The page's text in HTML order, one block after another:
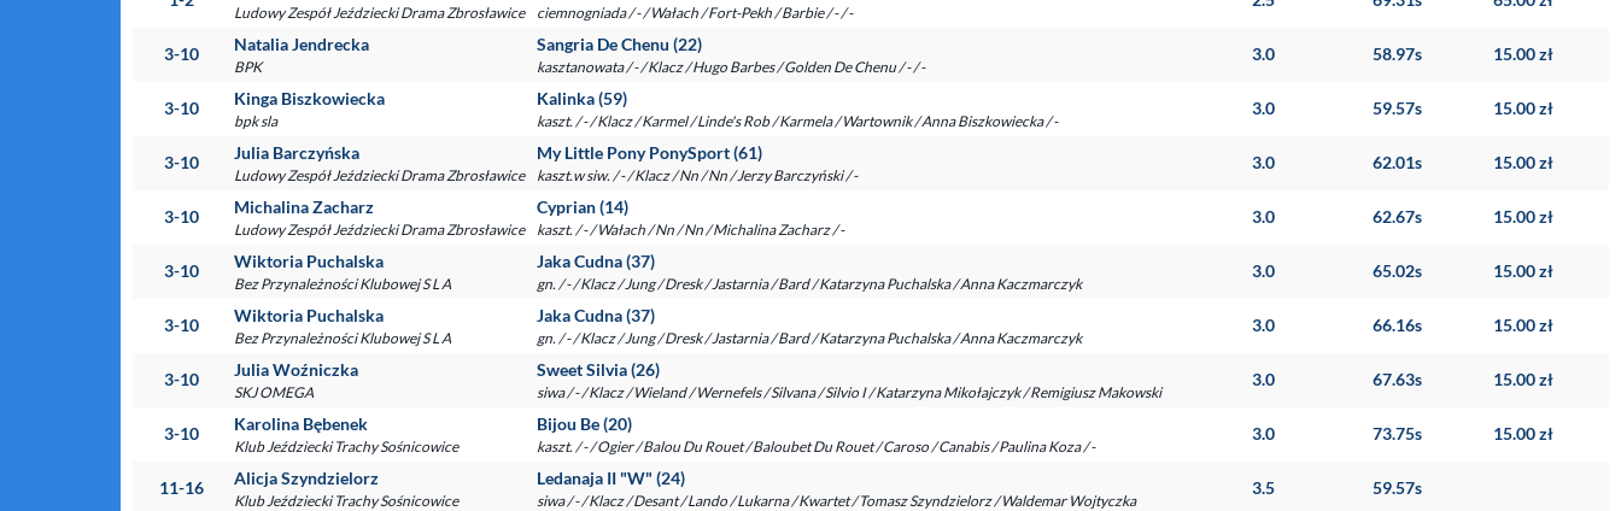
Ludowy Zespół Jeździecki Drama Zbrosławice ciemnogniada / - / Wałach / Fort-Pekh / Barbie / - / -
3-10 Natalia Jendrecka
BPK
Sangria De Chenu (22)
kasztanowata / - / Klacz / Hugo Barbes / Golden De Chenu / - / -
3.0 58.97s 15.00 zł
3-10 Kinga Biszkowiecka
bpk sla
Kalinka (59)
kaszt. / - / Klacz / Karmel / Linde's Rob / Karmela / Wartownik / Anna Biszkowiecka / -
3.0 59.57s 15.00 zł
3-10 Julia Barczyńska
Ludowy Zespół Jeździecki Drama Zbrosławice
My Little Pony PonySport (61)
kaszt.w siw. / - / Klacz / Nn / Nn / Jerzy Barczyński / -
3.0 62.01s 15.00 zł
3-10 Michalina Zacharz
Ludowy Zespół Jeździecki Drama Zbrosławice
Cyprian (14)
kaszt. / - / Wałach / Nn / Nn / Michalina Zacharz / -
3.0 62.67s 15.00 zł
3-10 Wiktoria Puchalska
Bez Przynależności Klubowej S L A
Jaka Cudna (37)
gn. / - / Klacz / Jung / Dresk / Jastarnia / Bard / Katarzyna Puchalska / Anna Kaczmarczyk
3.0 65.02s 15.00 zł
3-10 Wiktoria Puchalska
Bez Przynależności Klubowej S L A
Jaka Cudna (37)
gn. / - / Klacz / Jung / Dresk / Jastarnia / Bard / Katarzyna Puchalska / Anna Kaczmarczyk
3.0 66.16s 15.00 zł
3-10 Julia Woźniczka
SKJ OMEGA
Sweet Silvia (26)
siwa / - / Klacz / Wieland / Wernefels / Silvana / Silvio I / Katarzyna Mikołajczyk / Remigiusz Makowski
3.0 67.63s 15.00 zł
3-10 Karolina Bębenek
Klub Jeździecki Trachy Sośnicowice
Bijou Be (20)
kaszt. / - / Ogier / Balou Du Rouet / Baloubet Du Rouet / Caroso / Canabis / Paulina Koza / -
3.0 73.75s 15.00 zł
11-16 Alicja Szyndzielorz
Klub Jeździecki Trachy Sośnicowice
Ledanaja II "W" (24)
siwa / - / Klacz / Desant / Lando / Lukarna / Kwartet / Tomasz Szyndzielorz / Waldemar Wojtyczka
3.5 59.57s